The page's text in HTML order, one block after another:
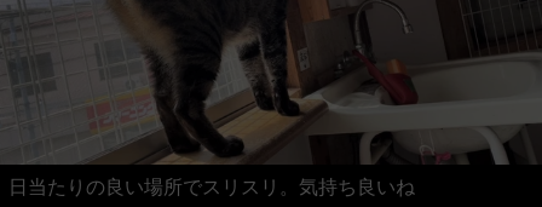
日当たりの良い場所でスリスリ。気持ち良いね